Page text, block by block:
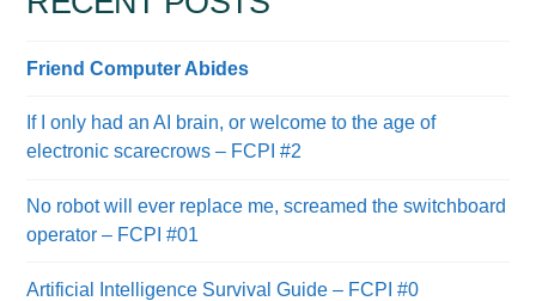
Friend Computer Abides
If I only had an AI brain, or welcome to the age of
electronic scarecrows – FCPI #2
No robot will ever replace me, screamed the switchboard
operator – FCPI #01
Artificial Intelligence Survival Guide – FCPI #0